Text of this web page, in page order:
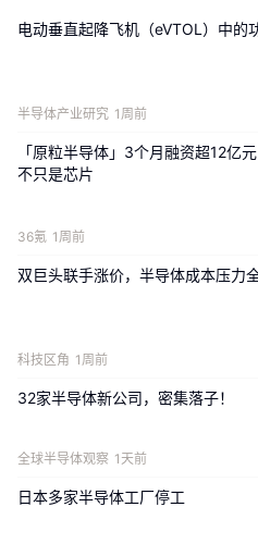
图1.摩尔定律1
图2展示了半导体中最小加工尺寸
如图2所示，尽管元件尺寸不断缩
时钟频率已经出现了饱和趋势。
图2.最小加工尺寸的微缩化与微处
高，于是采用了多核并行工作的
上的晶体管数量至今仍在持续增
好处是降低成本。 图3显示了随
管的成本相比于最初已经骤减了1
算机普及到普通家庭的推动力。
电动垂直起降飞机（eVTOL）中的
半导体产业研究 1周前
「原粒半导体」3个月融资超12亿
不只是芯片
36氪 1周前
双巨头联手涨价，半导体成本压力
科技区角 1周前
32家半导体新公司，密集落子！
全球半导体观察 1天前
日本多家半导体工厂停工